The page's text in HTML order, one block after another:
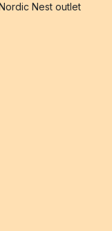
Nest outlet